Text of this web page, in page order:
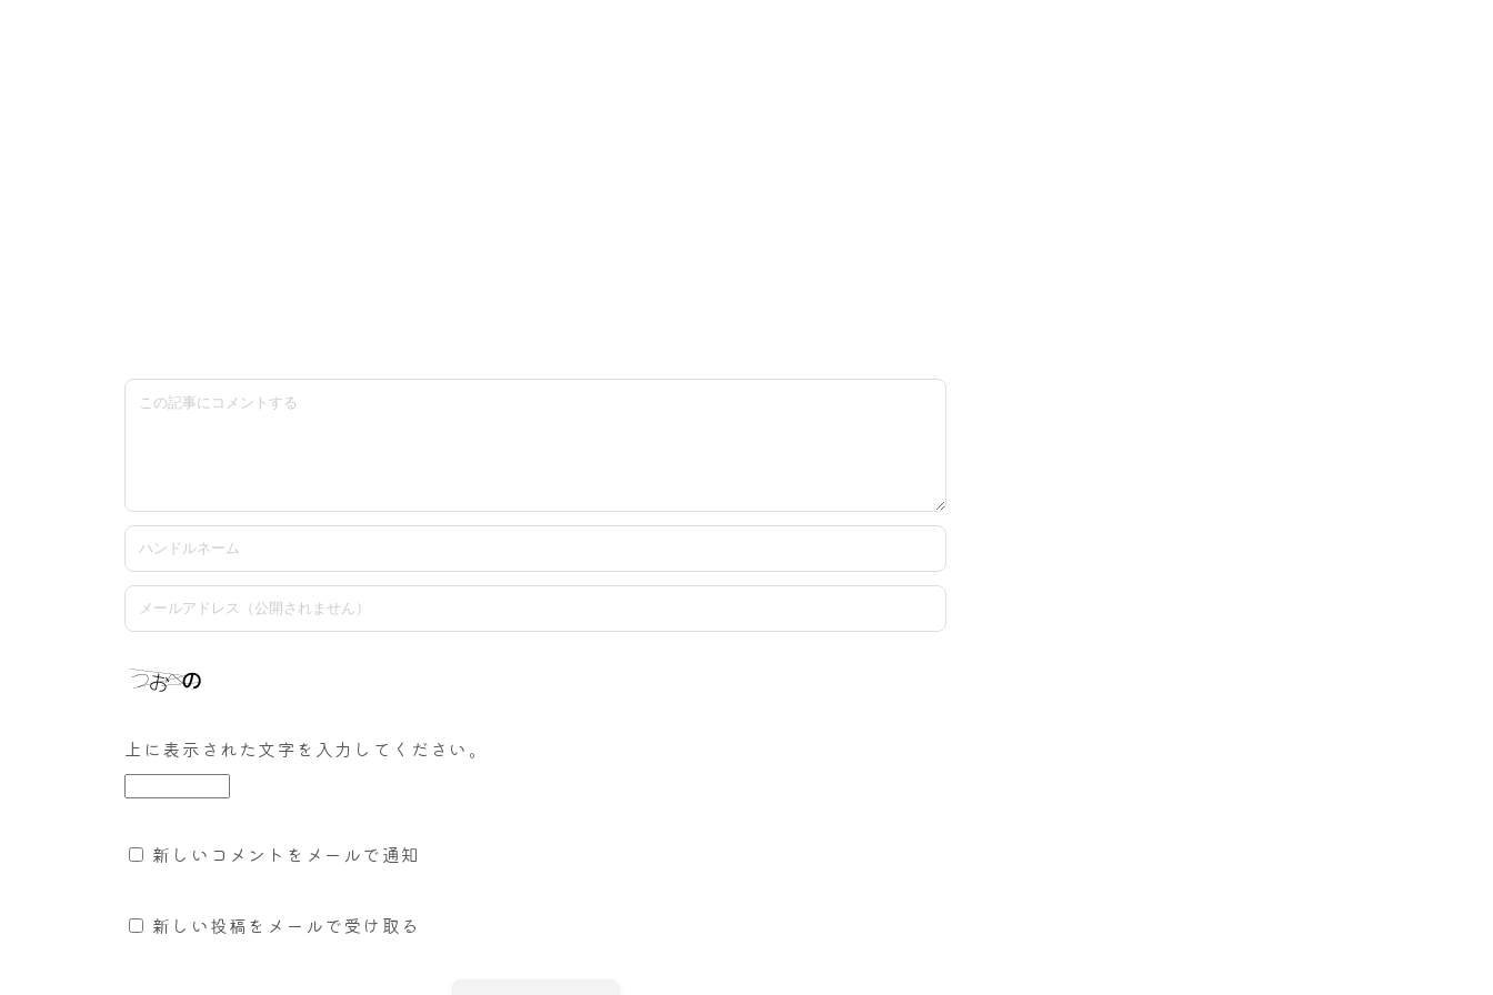
上に表示された文字を入力してください。
新しいコメントをメールで通知
新しい投稿をメールで受け取る